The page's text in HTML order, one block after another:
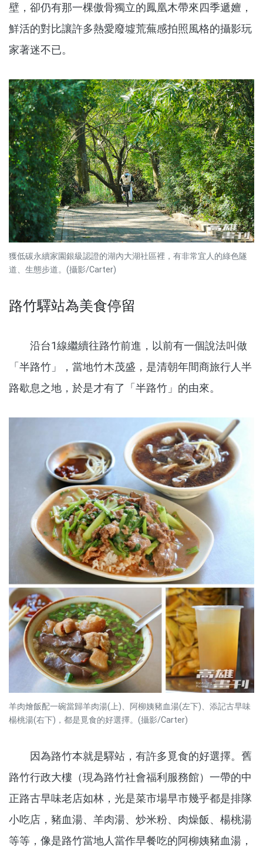
壁，卻仍有那一棵傲骨獨立的鳳凰木帶來四季遞嬗，
鮮活的對比讓許多熱愛廢墟荒蕪感拍照風格的攝影玩
家著迷不已。
獲低碳永續家園銀級認證的湖內大湖社區裡，有非常宜人的綠色隧
道、生態步道。(攝影/Carter)
路竹驛站為美食停留
沿台1線繼續往路竹前進，以前有一個說法叫做
「半路竹」，當地竹木茂盛，是清朝年間商旅行人半
路歇息之地，於是才有了「半路竹」的由來。
羊肉燴飯配一碗當歸羊肉湯(上)、阿柳姨豬血湯(左下)、添記古早味
楊桃湯(右下)，都是覓食的好選擇。(攝影/Carter)
因為路竹本就是驛站，有許多覓食的好選擇。舊
路竹行政大樓（現為路竹社會福利服務館）一帶的中
正路古早味老店如林，光是菜市場早市幾乎都是排隊
小吃店，豬血湯、羊肉湯、炒米粉、肉燥飯、楊桃湯
等等，像是路竹當地人當作早餐吃的阿柳姨豬血湯，